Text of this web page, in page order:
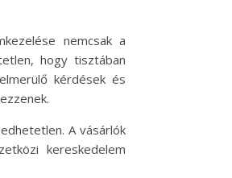
nemcsak a
hogy tisztában
kérdések és
A vásárlók
kereskedelem